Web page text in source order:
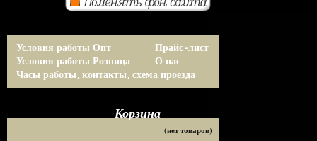
Условия работы Опт
Условия работы Розница
Прайс-лист
О нас
Часы работы, контакты, схема проезда
Корзина
(нет товаров)